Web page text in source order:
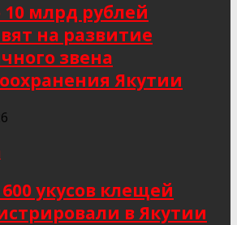
10 млрд рублей
на развитие
звена
Якутии
укусов клещей
в Якутии